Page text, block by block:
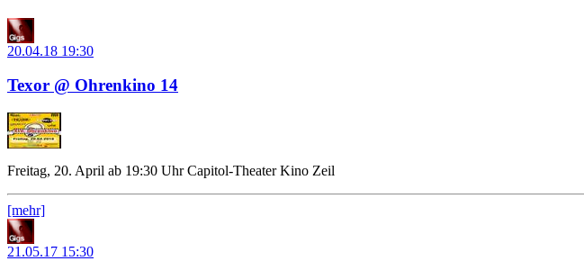
20.04.18 19:30
Texor @ Ohrenkino 14
Freitag, 20. April ab 19:30 Uhr Capitol-Theater Kino Zeil
[mehr]
21.05.17 15:30